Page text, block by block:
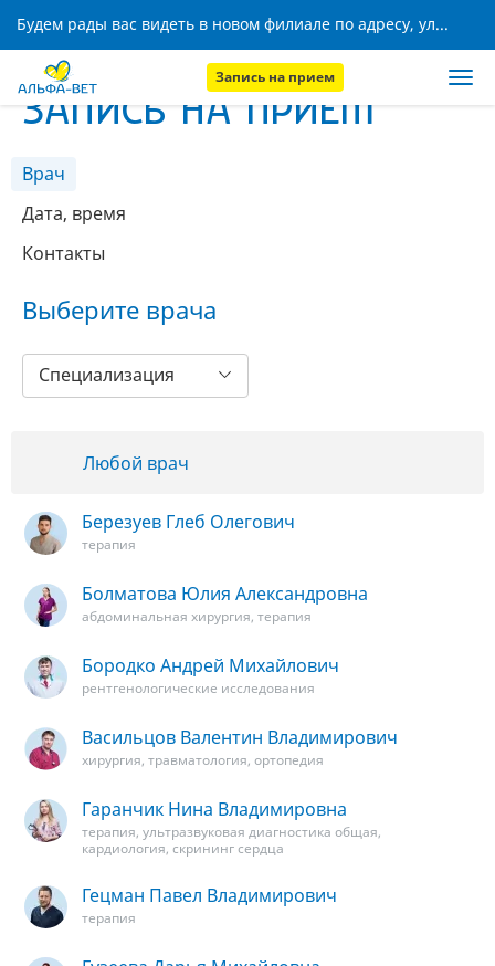
Будем рады вас видеть в новом филиале по адресу, ул. Кижеватова, 8!
Запись на прием
ЗАПИСЬ НА ПРИЕМ
Врач
Дата, время
Контакты
Выберите врача
Специализация
Любой врач
Березуев Глеб Олегович
терапия
Болматова Юлия Александровна
абдоминальная хирургия, терапия
Бородко Андрей Михайлович
рентгенологические исследования
Васильцов Валентин Владимирович
хирургия, травматология, ортопедия
Гаранчик Нина Владимировна
терапия, ультразвуковая диагностика общая,
кардиология, скрининг сердца
Гецман Павел Владимирович
терапия